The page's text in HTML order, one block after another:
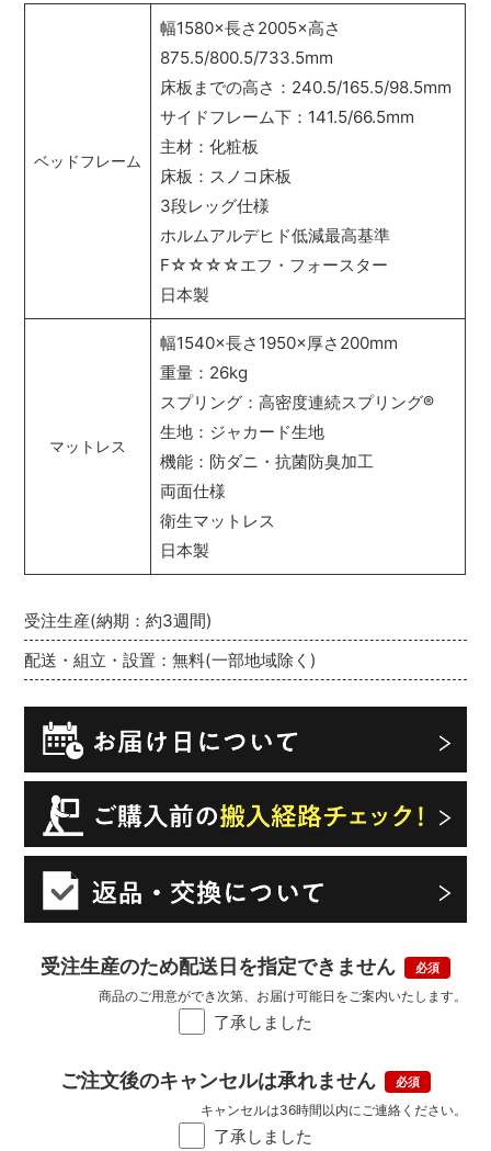
受注生産(納期：約3週間)
配送・組立・設置：無料(一部地域除く)
受注生産のため配送日を指定できません
了承しました
商品のご用意ができ次第、お届け可能日をご案内いたします。
ご注文後のキャンセルは承れません
了承しました
キャンセルは36時間以内にご連絡ください。
ベッドフレーム
幅1580×長さ2005×高さ
875.5/800.5/733.5mm
床板までの高さ：240.5/165.5/98.5mm
サイドフレーム下：141.5/66.5mm
主材：化粧板
床板：スノコ床板
3段レッグ仕様
ホルムアルデヒド低減最高基準
F☆☆☆☆エフ・フォースター
日本製
マットレス
幅1540×長さ1950×厚さ200mm
重量：26kg
スプリング：高密度連続スプリング®
生地：ジャカード生地
機能：防ダニ・抗菌防臭加工
両面仕様
衛生マットレス
日本製